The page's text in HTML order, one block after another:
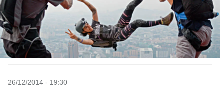
26/12/2014 - 19:30